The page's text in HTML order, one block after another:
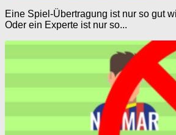
Eine Spiel-Übertragung ist nur so gut
Oder ein Experte ist nur so...